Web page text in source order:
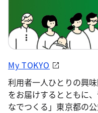
My TOKYO
利用者一人ひとりの興
をお届けするとともに
なでつくる」東京都の